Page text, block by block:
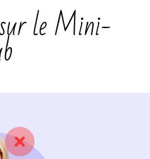
le Mini-